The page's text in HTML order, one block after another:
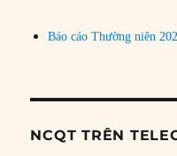
Báo cáo Thường niên
NCQT TRÊN